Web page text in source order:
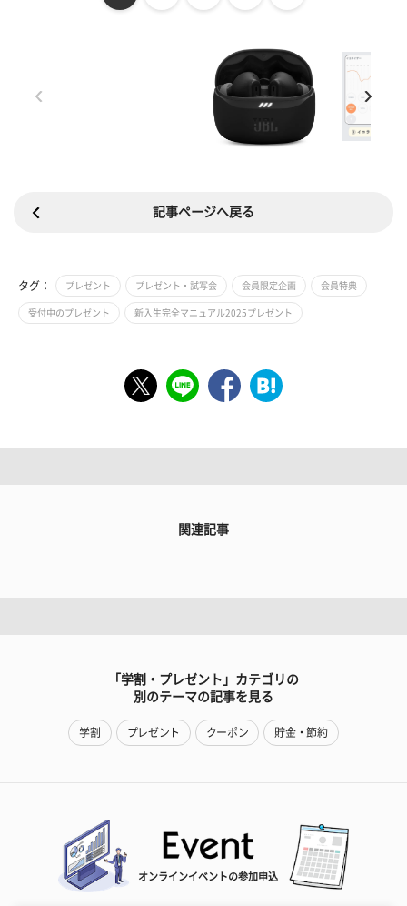
記事ページへ戻る
タグ： プレゼント プレゼント・試写会 会員限定企画 会員特典
受付中のプレゼント 新入生完全マニュアル2025プレゼント
関連記事
「学割・プレゼント」カテゴリの
別のテーマの記事を見る
学割 プレゼント クーポン 貯金・節約
オンラインイベントの参加申込